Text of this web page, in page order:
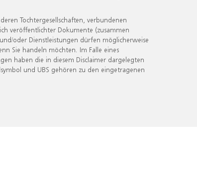
Tochtergesellschaften, verbundenen
veröffentlichter Dokumente (zusammen
oder Dienstleistungen dürfen möglicherweise
Sie handeln möchten. Im Falle eines
haben die in diesem Disclaimer dargelegten
und UBS gehören zu den eingetragenen